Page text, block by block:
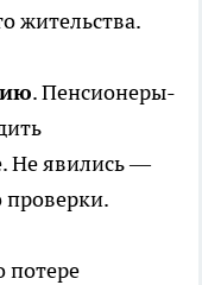
жительства.
. Пенсионеры-
Не явились —
проверки.
потере